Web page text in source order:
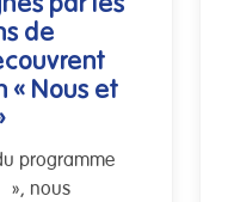
de
« Nous et
programme
», nous